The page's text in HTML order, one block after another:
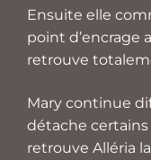
Ensuite elle
point d’encrage
retrouve
Mary continue
détache
retrouve Alléria